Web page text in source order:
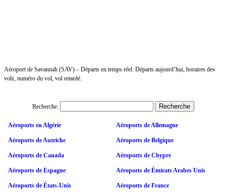
Aéroport de Savannah (SAV) – Départs en temps réel. Départs aujourd’hui, horaires des
vols, numéro du vol, vol retardé.
Recherche:
Aéroports en Algérie Aéroports de Allemagne
Aéroports de Autriche Aéroports de Belgique
Aéroports de Canada Aéroports de Chypre
Aéroports de Espagne Aéroports de Émirats Arabes Unis
Aéroports de États-Unis Aéroports de France